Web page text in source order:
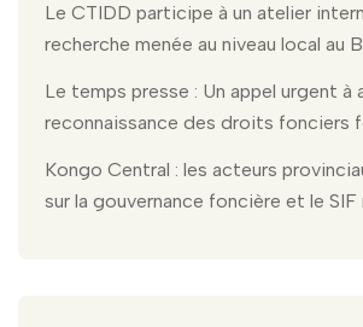
Le CTIDD participe à un atelier
recherche menée au niveau local au
Le temps presse : Un appel urgent à
reconnaissance des droits fonciers
Kongo Central : les acteurs
sur la gouvernance foncière et le SIF